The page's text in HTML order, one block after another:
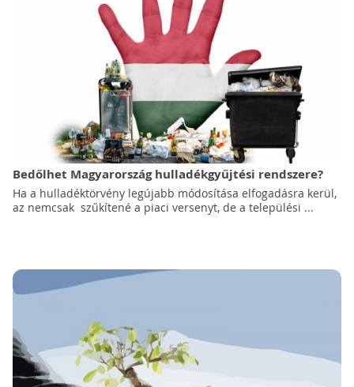
Bedőlhet Magyarország hulladékgyűjtési rendszere?
Ha a hulladéktörvény legújabb módosítása elfogadásra kerül,
az nemcsak szűkítené a piaci versenyt, de a települési ...